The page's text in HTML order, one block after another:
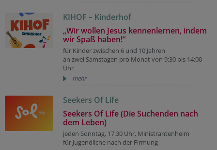
KIHOF – Kinderhof
„Wir wollen Jesus kennenlernen, indem
wir Spaß haben!“
für Kinder zwischen 6 und 10 Jahren
an zwei Samstagen pro Monat von 9:30 bis 14:00
Uhr
mehr
Seekers Of Life
Seekers Of Life (Die Suchenden nach
dem Leben)
jeden Sonntag, 17.30 Uhr, Ministrantenheim
für Jugendliche nach der Firmung